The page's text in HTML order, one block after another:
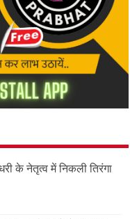
के नेतृत्व में निकली तिरंगा